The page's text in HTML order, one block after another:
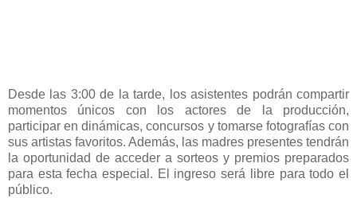
Desde las 3:00 de la tarde, los asistentes podrán compartir
momentos únicos con los actores de la producción,
participar en dinámicas, concursos y tomarse fotografías con
sus artistas favoritos. Además, las madres presentes tendrán
la oportunidad de acceder a sorteos y premios preparados
para esta fecha especial. El ingreso será libre para todo el
público.